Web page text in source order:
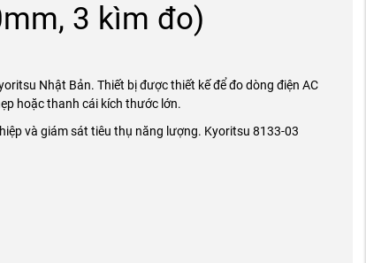
3 kìm đo)
Nhật Bản. Thiết bị được thiết kế để đo dòng điện AC
hoặc thanh cái kích thước lớn.
và giám sát tiêu thụ năng lượng. Kyoritsu 8133-03